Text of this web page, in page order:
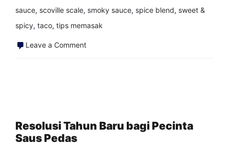
sauce, scoville scale, smoky sauce, spice blend, sweet &
spicy, taco, tips memasak
Leave a Commenton
Pedas
Resolusi Tahun Baru bagi Pecinta
Saus Pedas